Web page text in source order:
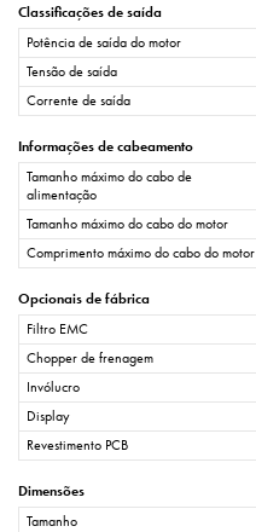
Classificações de saída
Potência de saída do motor
Tensão de saída
Corrente de saída
Informações de cabeamento
Tamanho máximo do cabo de
alimentação
Tamanho máximo do cabo do motor
Comprimento máximo do cabo do motor
Opcionais de fábrica
Filtro EMC
Chopper de frenagem
Invólucro
Display
Revestimento PCB
Dimensões
Tamanho